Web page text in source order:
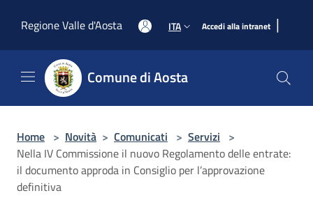
Regione Valle d'Aosta
ITA Accedi alla intranet |
Comune di Aosta
Home > Novità > Comunicati > Servizi >
Nella IV Commissione il nuovo Regolamento delle entrate:
il documento approda in Consiglio per l’approvazione
definitiva